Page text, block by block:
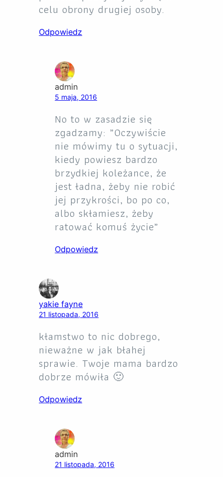
celu obrony drugiej osoby.
Odpowiedz
admin
5 maja, 2016
No to w zasadzie się
zgadzamy: „Oczywiście
nie mówimy tu o sytuacji,
kiedy powiesz bardzo
brzydkiej koleżance, że
jest ładna, żeby nie robić
jej przykrości, bo po co,
albo skłamiesz, żeby
ratować komuś życie”
Odpowiedz
yakie fayne
21 listopada, 2016
kłamstwo to nic dobrego,
nieważne w jak błahej
sprawie. Twoje mama bardzo
dobrze mówiła 🙂
Odpowiedz
admin
21 listopada, 2016